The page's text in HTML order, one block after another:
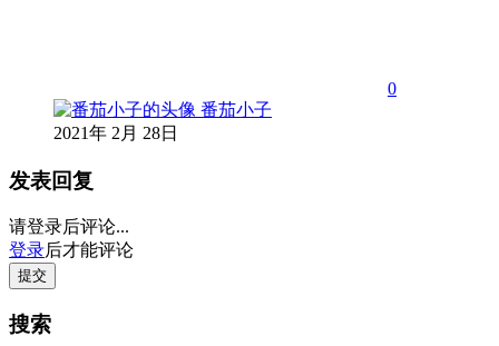
0
番茄小子
2021年 2月 28日
发表回复
请登录后评论...
登录后才能评论
提交
搜索